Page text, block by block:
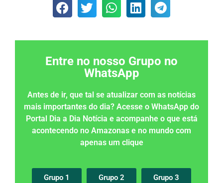
Entre no nosso Grupo no
WhatsApp
Antes de ir, que tal se atualizar com as notícias
mais importantes do dia? Acesse o WhatsApp do
Portal Dia a Dia Notícia e acompanhe o que está
acontecendo no Amazonas e no mundo com
apenas um clique
Grupo 1 Grupo 2 Grupo 3